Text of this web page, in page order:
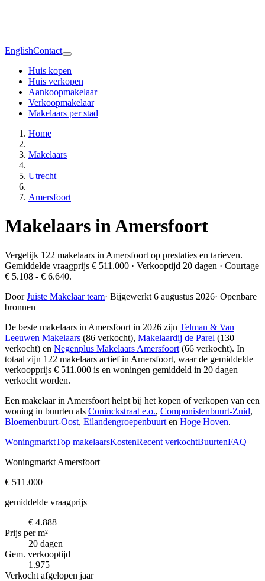
EnglishContact
Huis kopen
Huis verkopen
Aankoopmakelaar
Verkoopmakelaar
Makelaars per stad
Home
Makelaars
Utrecht
Amersfoort
Makelaars in Amersfoort
Vergelijk 122 makelaars in Amersfoort op prestaties en tarieven.
Gemiddelde vraagprijs € 511.000 · Verkooptijd 20 dagen · Courtage
€ 5.108 - € 6.640.
DoorJuiste Makelaar team· Bijgewerkt 6 augustus 2026· Openbare
bronnen
De beste makelaars in Amersfoort in 2026 zijn Telman & Van
Leeuwen Makelaars (86 verkocht), Makelaardij de Parel (130
verkocht) en Negenplus Makelaars Amersfoort (66 verkocht). In
totaal zijn 122 makelaars actief in Amersfoort, waar de gemiddelde
verkoopprijs € 511.000 is en woningen gemiddeld in 20 dagen
verkocht worden.
Een makelaar in Amersfoort helpt bij het kopen of verkopen van een
woning in buurten als Coninckstraat e.o., Componistenbuurt-Zuid,
Bloemenbuurt-Oost, Eilandengroepenbuurt en Hoge Hoven.
WoningmarktTop makelaarsKostenRecent verkochtBuurtenFAQ
Woningmarkt Amersfoort
€ 511.000
gemiddelde vraagprijs
€ 4.888
Prijs per m²
20 dagen
Gem. verkooptijd
1.975
Verkocht afgelopen jaar